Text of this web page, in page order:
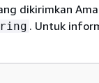
dikirimkan
. Untuk